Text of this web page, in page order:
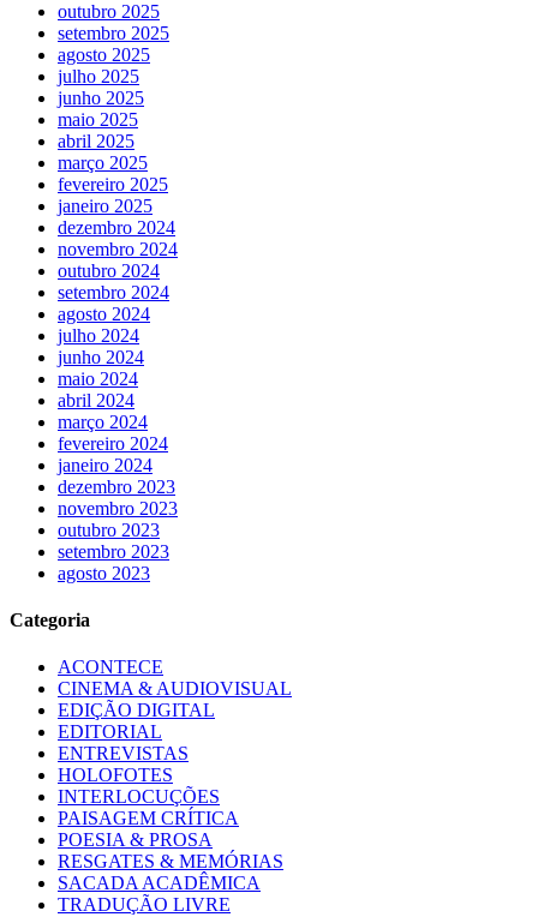
outubro 2025
setembro 2025
agosto 2025
julho 2025
junho 2025
maio 2025
abril 2025
março 2025
fevereiro 2025
janeiro 2025
dezembro 2024
novembro 2024
outubro 2024
setembro 2024
agosto 2024
julho 2024
junho 2024
maio 2024
abril 2024
março 2024
fevereiro 2024
janeiro 2024
dezembro 2023
novembro 2023
outubro 2023
setembro 2023
agosto 2023
Categoria
ACONTECE
CINEMA & AUDIOVISUAL
EDIÇÃO DIGITAL
EDITORIAL
ENTREVISTAS
HOLOFOTES
INTERLOCUÇÕES
PAISAGEM CRÍTICA
POESIA & PROSA
RESGATES & MEMÓRIAS
SACADA ACADÊMICA
TRADUÇÃO LIVRE